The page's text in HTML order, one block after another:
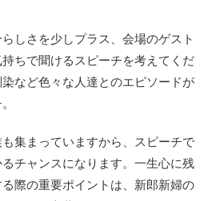
しさを少しプラス、会場のゲスト
ちで聞けるスピーチを考えてくだ
など色々な人達とのエピソードが
集まっていますから、スピーチで
チャンスになります。一生心に残
際の重要ポイントは、新郎新婦の